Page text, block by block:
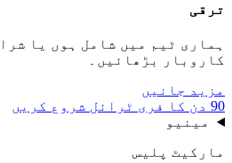
ترقی
ہماری ٹیم میں شامل ہوں یا
کاروبار بڑھائیں۔
مزید جانیں
90 دن کا فری ٹرائل شروع کریں
مینیو
مارکیٹ پلیس